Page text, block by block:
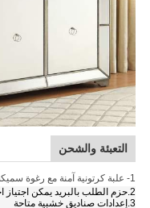
التعبئة والشحن
1- علبة كرتونية آمنة مع رغوة سميكة للمنتجات الحاوية.
2.حزم الطلب بالبريد يمكن اجتياز اختبار انخفاض متاح. اختبار انخفاض يمكن اجتياز.
3.إعدادات صناديق خشبية متاحة